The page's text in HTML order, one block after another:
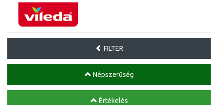
FILTER
Népszerűség
Értékelés